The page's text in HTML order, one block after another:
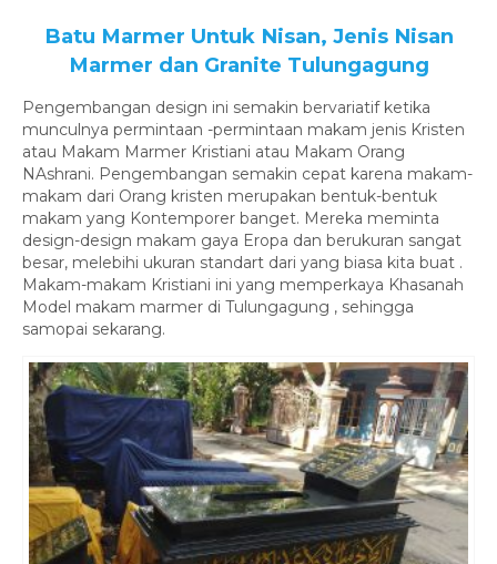
Batu Marmer Untuk Nisan, Jenis Nisan
Marmer dan Granite Tulungagung
Pengembangan design ini semakin bervariatif ketika
munculnya permintaan -permintaan makam jenis Kristen
atau Makam Marmer Kristiani atau Makam Orang
NAshrani. Pengembangan semakin cepat karena makam-
makam dari Orang kristen merupakan bentuk-bentuk
makam yang Kontemporer banget. Mereka meminta
design-design makam gaya Eropa dan berukuran sangat
besar, melebihi ukuran standart dari yang biasa kita buat .
Makam-makam Kristiani ini yang memperkaya Khasanah
Model makam marmer di Tulungagung , sehingga
samopai sekarang.